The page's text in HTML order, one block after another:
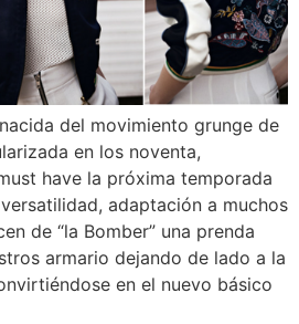
del movimiento grunge de
en los noventa,
have la próxima temporada
adaptación a muchos
de “la Bomber” una prenda
armario dejando de lado a la
en el nuevo básico